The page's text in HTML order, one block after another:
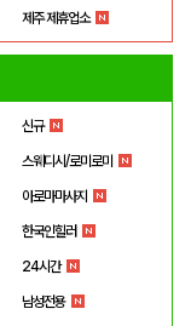
제주 제휴업소
신규
스웨디시/로미로미
아로마마사지
한국인힐러
24시간
남성전용